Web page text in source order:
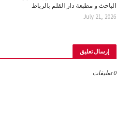
الباحث و مطبعة دار القلم بالرباط
July 21, 2026
إرسال تعليق
0 تعليقات